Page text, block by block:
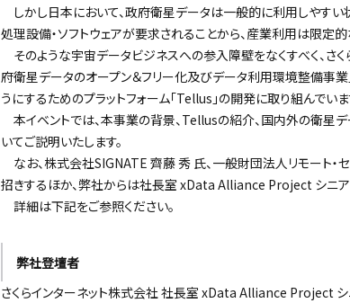
しかし日本において、政府衛星データは一般的に利用しやす
処理設備・ソフトウェアが要求されることから、産業利用は限定的
そのような宇宙データビジネスへの参入障壁をなくすべく、さ
府衛星データのオープン＆フリー化及びデータ利用環境整備事
うにするためのプラットフォーム「Tellus」の開発に取り組んでいま
本イベントでは、本事業の背景、Tellusの紹介、国内外の衛星
いてご説明いたします。
なお、株式会社SIGNATE 齊藤 秀 氏、一般財団法人リモート・
招きするほか、弊社からは社長室 xData Alliance Project シニア
詳細は下記をご参照ください。
弊社登壇者
さくらインターネット株式会社 社長室 xData Alliance Project